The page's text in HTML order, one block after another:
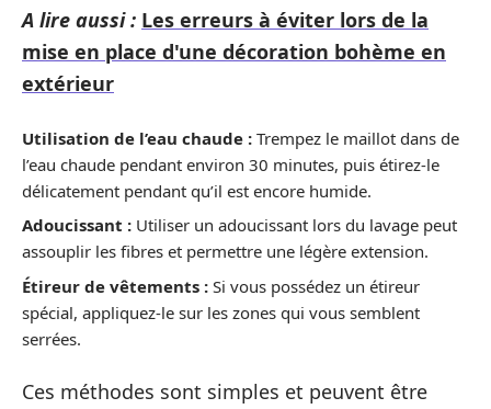
A lire aussi : Les erreurs à éviter lors de la
mise en place d'une décoration bohème en
extérieur
Utilisation de l’eau chaude : Trempez le maillot dans de
l’eau chaude pendant environ 30 minutes, puis étirez-le
délicatement pendant qu’il est encore humide.
Adoucissant : Utiliser un adoucissant lors du lavage peut
assouplir les fibres et permettre une légère extension.
Étireur de vêtements : Si vous possédez un étireur
spécial, appliquez-le sur les zones qui vous semblent
serrées.
Ces méthodes sont simples et peuvent être